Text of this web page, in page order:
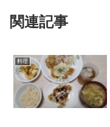
関連記事
料理